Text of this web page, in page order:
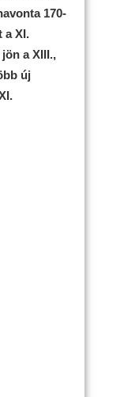
170-
a XI.
a XIII.,
új